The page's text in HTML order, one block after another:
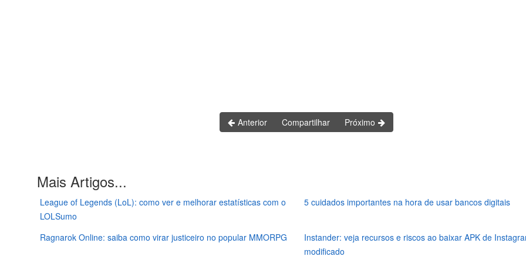
Anterior Compartilhar Próximo
Mais Artigos...
League of Legends (LoL): como ver e melhorar estatísticas com o
LOLSumo
5 cuidados importantes na hora de usar bancos digitais
Ragnarok Online: saiba como virar justiceiro no popular MMORPG
Instander: veja recursos e riscos ao baixar APK de
modificado